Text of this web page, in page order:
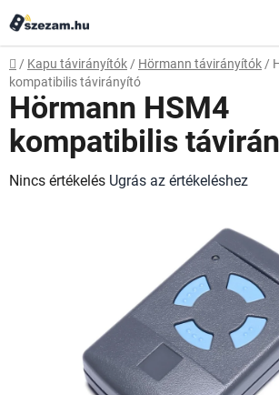
fő
tartalomhoz
Kezdőlap
/ Kapu távirányítók / Hörmann távirányítók /
kompatibilis távirányító
Hörmann HSM4
kompatibilis
A
Nincs értékelés Ugrás az értékeléshez